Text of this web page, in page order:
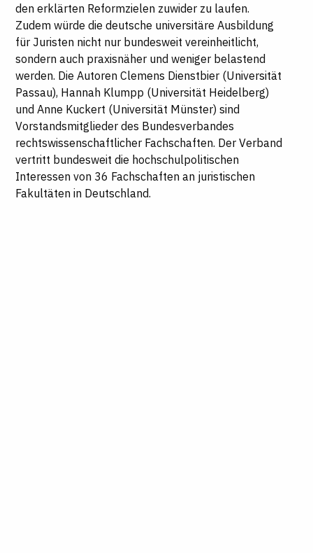
den erklärten Reformzielen zuwider zu laufen.
Zudem würde die deutsche universitäre Ausbildung
für Juristen nicht nur bundesweit vereinheitlicht,
sondern auch praxisnäher und weniger belastend
werden. Die Autoren Clemens Dienstbier (Universität
Passau), Hannah Klumpp (Universität Heidelberg)
und Anne Kuckert (Universität Münster) sind
Vorstandsmitglieder des Bundesverbandes
rechtswissenschaftlicher Fachschaften. Der Verband
vertritt bundesweit die hochschulpolitischen
Interessen von 36 Fachschaften an juristischen
Fakultäten in Deutschland.